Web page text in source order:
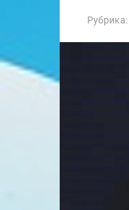
Рубрика: